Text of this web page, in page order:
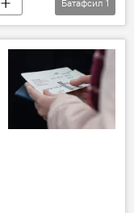
Батафсил 1